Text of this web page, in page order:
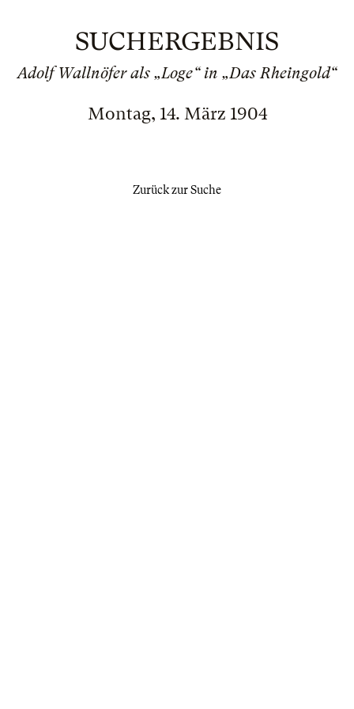
SUCHERGEBNIS
Adolf Wallnöfer als „Loge“ in „Das Rheingold“
Montag, 14. März 1904
Zurück zur Suche